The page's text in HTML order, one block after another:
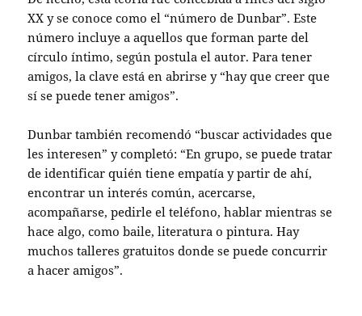
XX y se conoce como el “número de Dunbar”. Este
número incluye a aquellos que forman parte del
círculo íntimo, según postula el autor. Para tener
amigos, la clave está en abrirse y “hay que creer que
sí se puede tener amigos”.
Dunbar también recomendó “buscar actividades que
les interesen” y completó: “En grupo, se puede tratar
de identificar quién tiene empatía y partir de ahí,
encontrar un interés común, acercarse,
acompañarse, pedirle el teléfono, hablar mientras se
hace algo, como baile, literatura o pintura. Hay
muchos talleres gratuitos donde se puede concurrir
a hacer amigos”.